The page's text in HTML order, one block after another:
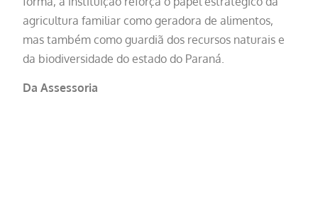
agricultura familiar como geradora de alimentos,
mas também como guardiã dos recursos naturais e
da biodiversidade do estado do Paraná.
Da Assessoria